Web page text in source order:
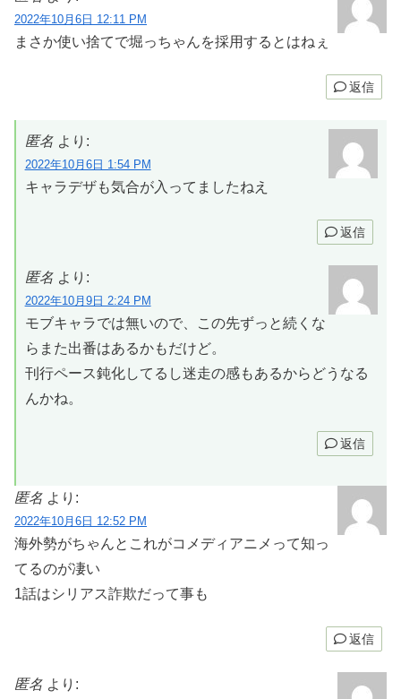
2022年10月6日 12:11 PM
まさか使い捨てで堀っちゃんを採用するとはねぇ
返信
匿名 より:
2022年10月6日 1:54 PM
キャラデザも気合が入ってましたねえ
返信
匿名 より:
2022年10月9日 2:24 PM
モブキャラでは無いので、この先ずっと続くな
らまた出番はあるかもだけど。
刊行ペース鈍化してるし迷走の感もあるからどうなる
んかね。
返信
匿名 より:
2022年10月6日 12:52 PM
海外勢がちゃんとこれがコメディアニメって知っ
てるのが凄い
1話はシリアス詐欺だって事も
返信
匿名 より: